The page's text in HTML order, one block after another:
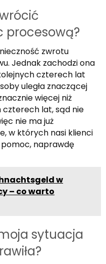
procesową?
zwrotu
Jednak zachodzi ona
czterech lat
uległa znaczącej
więcej niż
czterech lat, sąd nie
nie ma już
w których nasi klienci
naprawdę
w
– co warto
sytuacja